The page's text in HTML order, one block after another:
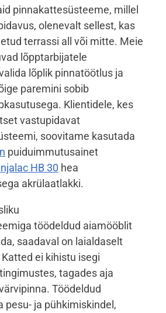
pinnakattesüsteeme, millel
olenevalt sellest, kas
terrassi all või mitte. Meie
lõpptarbijatele
lõplik pinnatöötlus ja
paremini sobib
Klientidele, kes
vastupidavat
soovitame kasutada
puiduimmutusainet
HB 30 hea
akrülaatlakki.
töödeldud aiamööblit
saadaval on laialdaselt
ei kihistu isegi
tagades aja
Töödeldud
pesu- ja pühkimiskindel,